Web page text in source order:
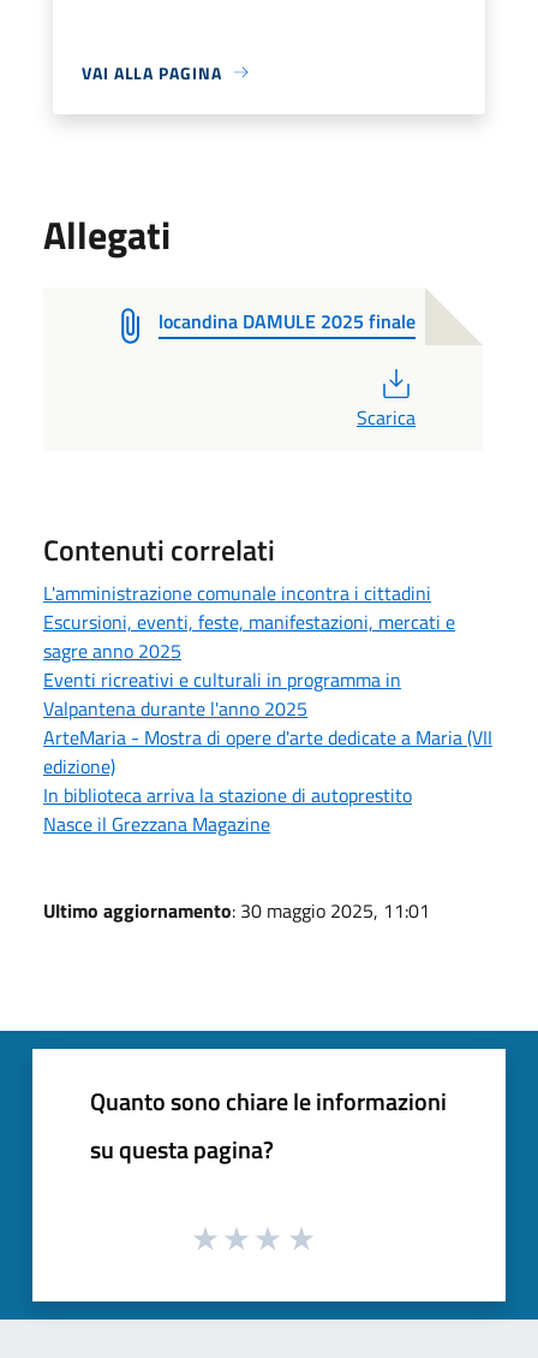
VAI ALLA PAGINA
Allegati
locandina DAMULE 2025 finale
Scarica
Contenuti correlati
L'amministrazione comunale incontra i cittadini
Escursioni, eventi, feste, manifestazioni, mercati e
sagre anno 2025
Eventi ricreativi e culturali in programma in
Valpantena durante l'anno 2025
ArteMaria - Mostra di opere d'arte dedicate a Maria (VII
edizione)
In biblioteca arriva la stazione di autoprestito
Nasce il Grezzana Magazine
Ultimo aggiornamento: 30 maggio 2025, 11:01
Quanto sono chiare le informazioni
su questa pagina?